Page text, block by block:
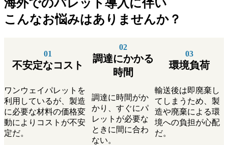
海外でのパレット導入に伴い
こんなお悩みはありませんか？
不安定なコスト
ワンウェイパレットを
利用しているが、製造
に必要な材料の価格変
動によりコストが不安
定だ。
調達にかかる
時間
調達に時間がか
かり、すぐにパ
レットが必要な
ときに間に合わ
ない。
環境負荷
輸送後は即廃棄し
てしまうため、製
造や廃棄による環
境への負担が心配
だ。